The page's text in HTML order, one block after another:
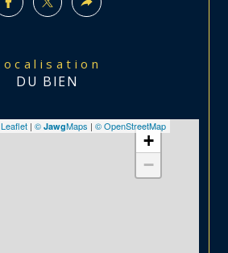
Localisation
DU BIEN
+
−
Leaflet | © JawgMaps | © OpenStreetMap